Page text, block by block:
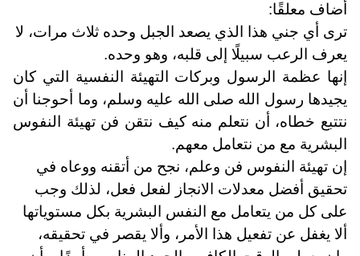
أضاف معلقًا:
ترى أي جني هذا الذي يصعد الجبل وحده ثلاث مرات، لا
يعرف الرعب سبيلًا إلى قلبه، وهو وحده.
إنها عظمة الرسول وبركات التهيئة النفسية التي كان
يجيدها رسول الله صلى الله عليه وسلم، وما أحوجنا أن
نتتبع خطاه، أن نتعلم منه كيف نتقن فن تهيئة النفوس
البشرية مع من نتعامل معهم.
إن تهيئة النفوس فن وعلم، نجح من أتقنه ووعاه في
تحقيق أفضل معدلات الانجاز لفعل فعل، لذلك وجب
على كل من يتعامل مع النفس البشرية بكل مستوياتها
ألا يغفل عن تفعيل هذا الأمر، وألا يقصر في تحقيقه،